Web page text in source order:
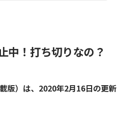
中！打ち切りなの？
版）は、2020年2月16日の更新